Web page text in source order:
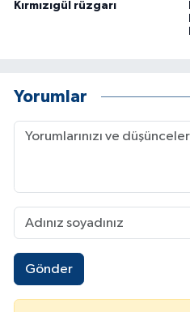
Kırmızıgül rüzgarı
Yorumlar
Gönder